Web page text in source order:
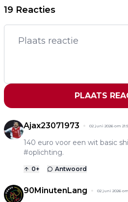
19 Reacties
PLAATS
Ajax23071973 02 juni 2026 om
140 euro voor een wit basic
#oplichting.
0+ Antwoord
90MinutenLang 02 juni 2026 om